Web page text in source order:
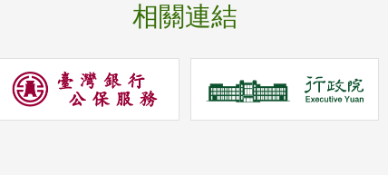
相關連結